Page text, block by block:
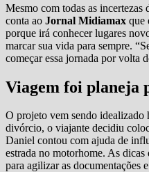
Mesmo com todas as incertezas
conta ao Jornal Midiamax que
porque irá conhecer lugares
marcar sua vida para sempre.
começar essa jornada por volta
Viagem foi planeja
O projeto vem sendo idealizado
divórcio, o viajante decidiu
Daniel contou com ajuda de
estrada no motorhome. As
para agilizar as documentações